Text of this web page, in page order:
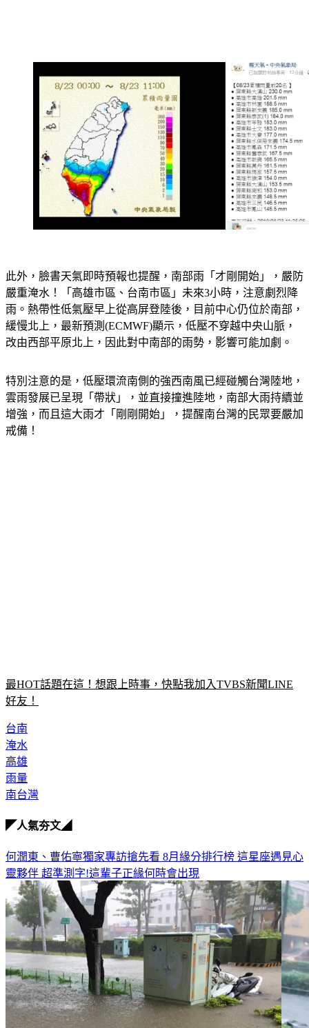
此外，臉書天氣即時預報也提醒，南部雨「才剛開始」，嚴防
嚴重淹水！「高雄市區、台南市區」未來3小時，注意劇烈降
雨。熱帶性低氣壓早上從高屏登陸後，目前中心仍位於南部，
緩慢北上，最新預測(ECMWF)顯示，低壓不穿越中央山脈，
特別注意的是，低壓環流南側的強西南風已經碰觸台灣陸地，
雲雨發展已呈現「帶狀」，並直接撞進陸地，南部大雨持續並
增強，而且這大雨才「剛剛開始」，提醒南台灣的民眾要嚴加
最HOT話題在這！想跟上時事，快點我加入TVBS新聞LINE
台南
淹水
高雄
雨量
何潤東、曹佑寧獨家專訪搶先看8月緣分排行榜 這星座遇見心
靈夥伴超準測字!這輩子正緣何時會出現